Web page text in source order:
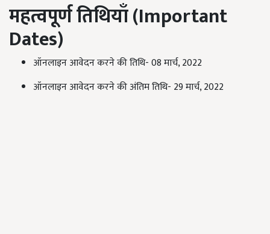
महत्वपूर्ण तिथियाँ (Important
Dates)
ऑनलाइन आवेदन करने की तिथि- 08 मार्च, 2022
ऑनलाइन आवेदन करने की अंतिम तिथि- 29 मार्च, 2022